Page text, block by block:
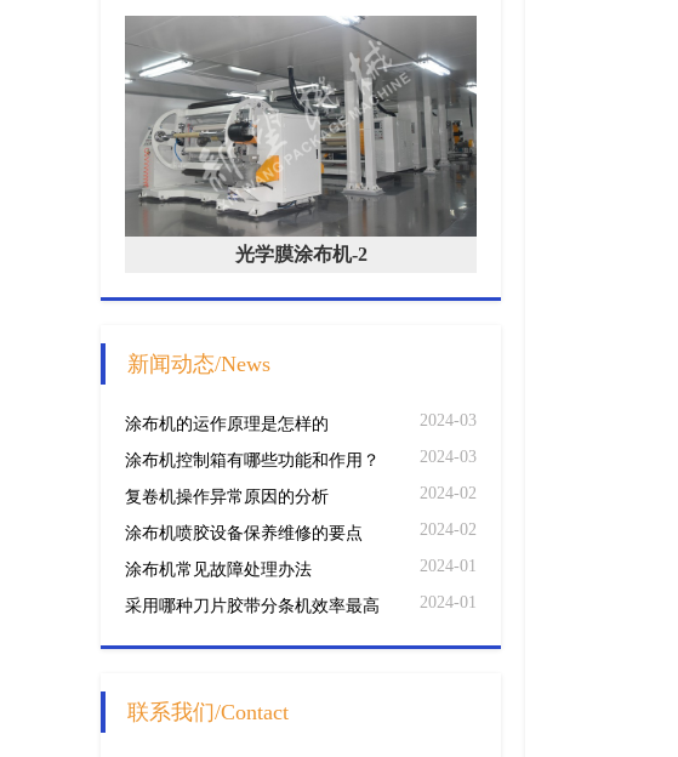
光学膜涂布机-2
新闻动态/News
涂布机的运作原理是怎样的 2024-03
涂布机控制箱有哪些功能和作用？ 2024-03
复卷机操作异常原因的分析 2024-02
涂布机喷胶设备保养维修的要点 2024-02
涂布机常见故障处理办法 2024-01
采用哪种刀片胶带分条机效率最高 2024-01
联系我们/Contact